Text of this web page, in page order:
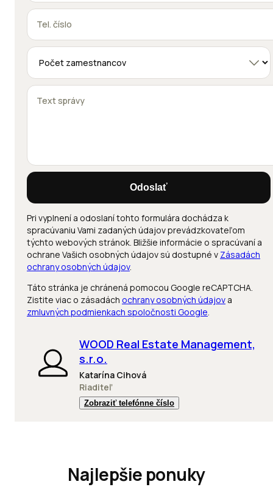
Odoslať
Pri vyplnení a odoslaní tohto formulára dochádza k
spracúvaniu Vami zadaných údajov prevádzkovateľom
týchto webových stránok. Bližšie informácie o spracúvaní a
ochrane Vašich osobných údajov sú dostupné v Zásadách
ochrany osobných údajov.
Táto stránka je chránená pomocou Google reCAPTCHA.
Zistite viac o zásadách ochrany osobných údajov a
zmluvných podmienkach spoločnosti Google.
WOOD Real Estate Management,
s.r.o.
Katarína Cihová
Riaditeľ
Zobraziť telefónne číslo
Najlepšie ponuky